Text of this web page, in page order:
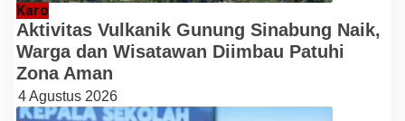
Karo
Aktivitas Vulkanik Gunung Sinabung Naik,
Warga dan Wisatawan Diimbau Patuhi
Zona Aman
4 Agustus 2026